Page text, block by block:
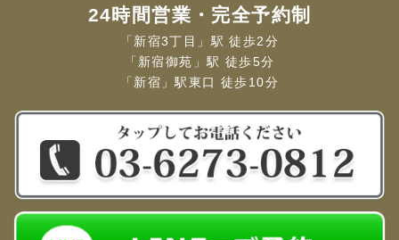
24時間営業・完全予約制
「新宿3丁目」駅 徒歩2分
「新宿御苑」駅 徒歩5分
「新宿」駅東口 徒歩10分